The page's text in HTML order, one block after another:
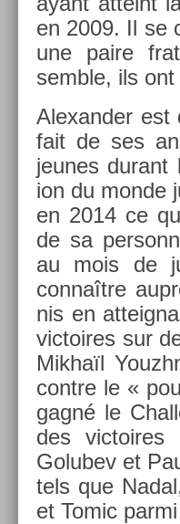
en 2009. Il se
une paire
semble, ils
Al­exand­er est
fait de ses
jeunes
ion du monde
en 2014 ce
de sa
au mois de
connaître
nis en
vic­toires sur
Mikhaïl
con­tre le «
gagné le
des
Golubev et
tels que
et Tomic